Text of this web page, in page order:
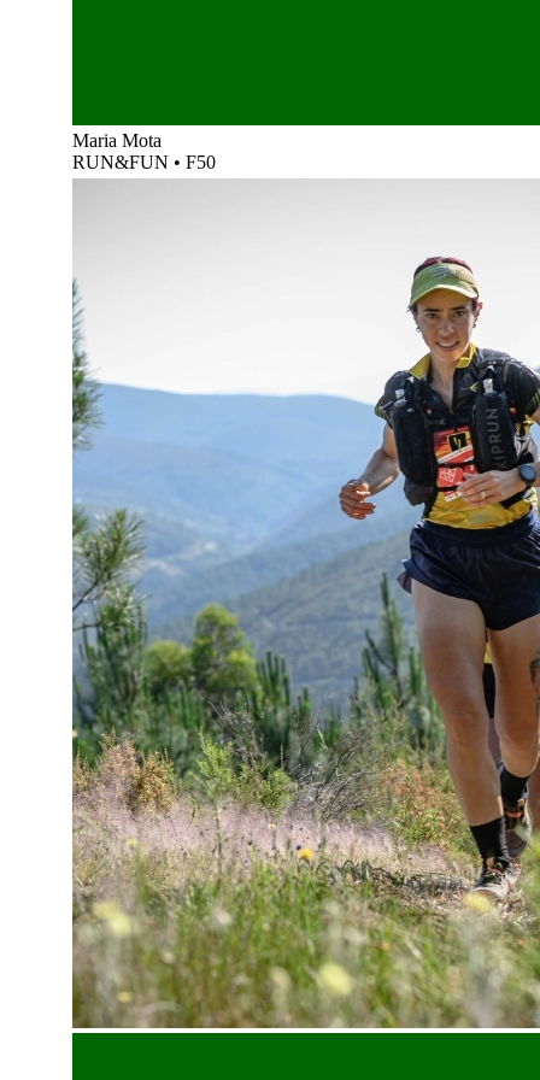
Maria Mota
RUN&FUN • F50